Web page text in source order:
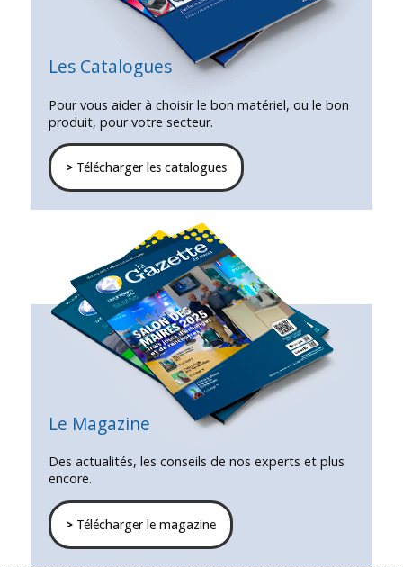
Les Catalogues
Pour vous aider à choisir le bon matériel, ou le bon
produit, pour votre secteur.
>Télécharger les catalogues
Le Magazine
Des actualités, les conseils de nos experts et plus
encore.
>Télécharger le magazine